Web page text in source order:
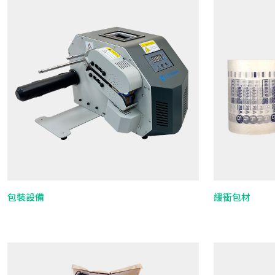
包裝設備 緩衝包材